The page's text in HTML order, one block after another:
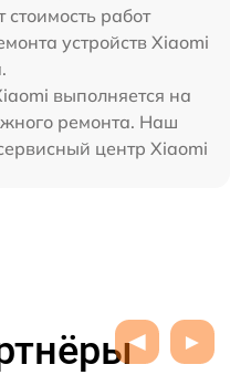
стоимость работ
устройств Xiaomi
выполняется на
ремонта. Наш
центр Xiaomi